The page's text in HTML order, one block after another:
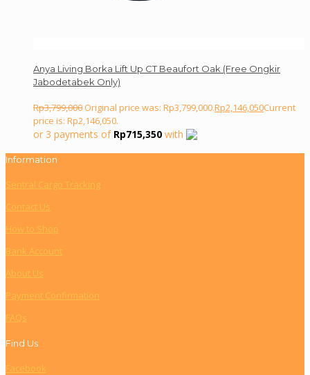
Anya Living Borka Lift Up CT Beaufort Oak (Free Ongkir
Jabodetabek Only)
Rp3,799,000 Original price was: Rp3,799,000.Rp2,146,050Current
price is: Rp2,146,050.
or 3 payments of Rp715,350 with
Information
Sentral Cargo Tracking
Contact Us
How to Shop
Bank Account
About Us
Payment Confirmation
FAQs
Find Us
Facebook